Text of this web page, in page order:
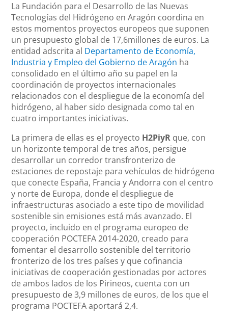
La Fundación para el Desarrollo de las Nuevas
Tecnologías del Hidrógeno en Aragón coordina en
estos momentos proyectos europeos que suponen
un presupuesto global de 17,6millones de euros. La
entidad adscrita al Departamento de Economía,
Industria y Empleo del Gobierno de Aragón ha
consolidado en el último año su papel en la
coordinación de proyectos internacionales
relacionados con el despliegue de la economía del
hidrógeno, al haber sido designada como tal en
cuatro importantes iniciativas.
La primera de ellas es el proyecto H2PiyR que, con
un horizonte temporal de tres años, persigue
desarrollar un corredor transfronterizo de
estaciones de repostaje para vehículos de hidrógeno
que conecte España, Francia y Andorra con el centro
y norte de Europa, donde el despliegue de
infraestructuras asociado a este tipo de movilidad
sostenible sin emisiones está más avanzado. El
proyecto, incluido en el programa europeo de
cooperación POCTEFA 2014-2020, creado para
fomentar el desarrollo sostenible del territorio
fronterizo de los tres países y que cofinancia
iniciativas de cooperación gestionadas por actores
de ambos lados de los Pirineos, cuenta con un
presupuesto de 3,9 millones de euros, de los que el
programa POCTEFA aportará 2,4.